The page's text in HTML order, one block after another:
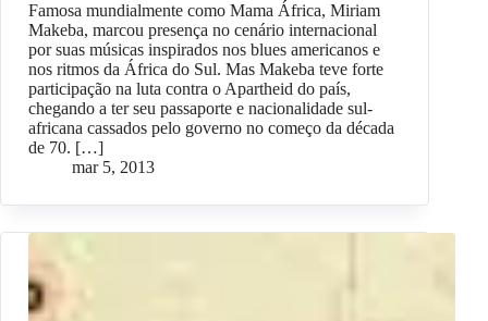
Famosa mundialmente como Mama África, Miriam
Makeba, marcou presença no cenário internacional
por suas músicas inspirados nos blues americanos e
nos ritmos da África do Sul. Mas Makeba teve forte
participação na luta contra o Apartheid do país,
chegando a ter seu passaporte e nacionalidade sul-
africana cassados pelo governo no começo da década
de 70. […]
mar 5, 2013